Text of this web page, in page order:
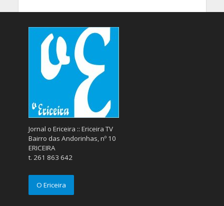
Jornal o Ericeira :: Ericeira TV
Bairro das Andorinhas, nº 10
ERICEIRA
t. 261 863 642
O Ericeira